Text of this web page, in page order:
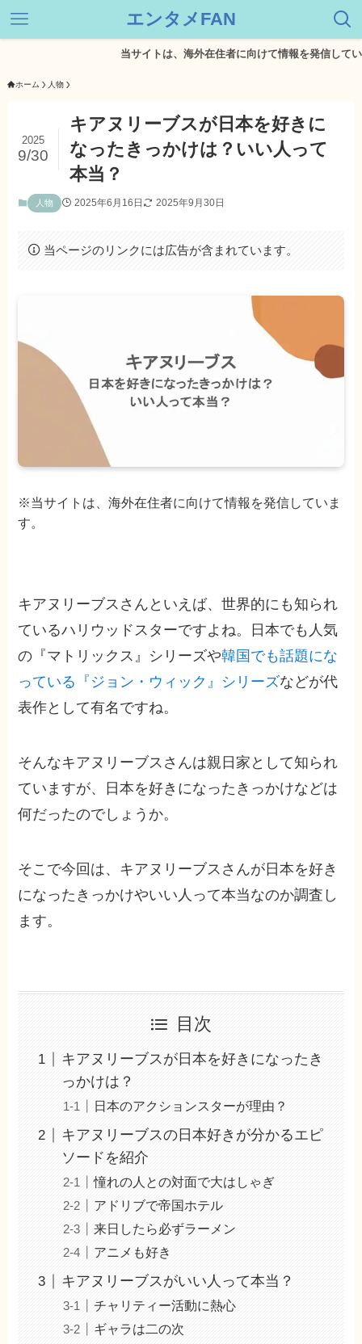
エンタメFAN
当サイトは、海外在住者に向けて情報を発信しています。
ホーム 人物
キアヌリーブスが日本を好きに
なったきっかけは？いい人って
本当？
2025
9/30
人物 2025年6月16日 2025年9月30日
当ページのリンクには広告が含まれています。
※当サイトは、海外在住者に向けて情報を発信していま
す。
キアヌリーブスさんといえば、世界的にも知られ
ているハリウッドスターですよね。日本でも人気
の『マトリックス』シリーズや韓国でも話題にな
っている『ジョン・ウィック』シリーズなどが代
表作として有名ですね。
そんなキアヌリーブスさんは親日家として知られ
ていますが、日本を好きになったきっかけなどは
何だったのでしょうか。
そこで今回は、キアヌリーブスさんが日本を好き
になったきっかけやいい人って本当なのか調査し
ます。
目次
キアヌリーブスが日本を好きになったき
っかけは？
日本のアクションスターが理由？
キアヌリーブスの日本好きが分かるエピ
ソードを紹介
憧れの人との対面で大はしゃぎ
アドリブで帝国ホテル
来日したら必ずラーメン
アニメも好き
キアヌリーブスがいい人って本当？
チャリティー活動に熱心
ギャラは二の次